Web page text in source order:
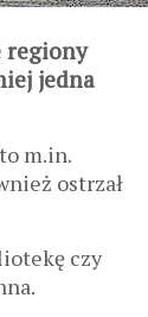
regiony
jedna
m.in.
ostrzał
czy